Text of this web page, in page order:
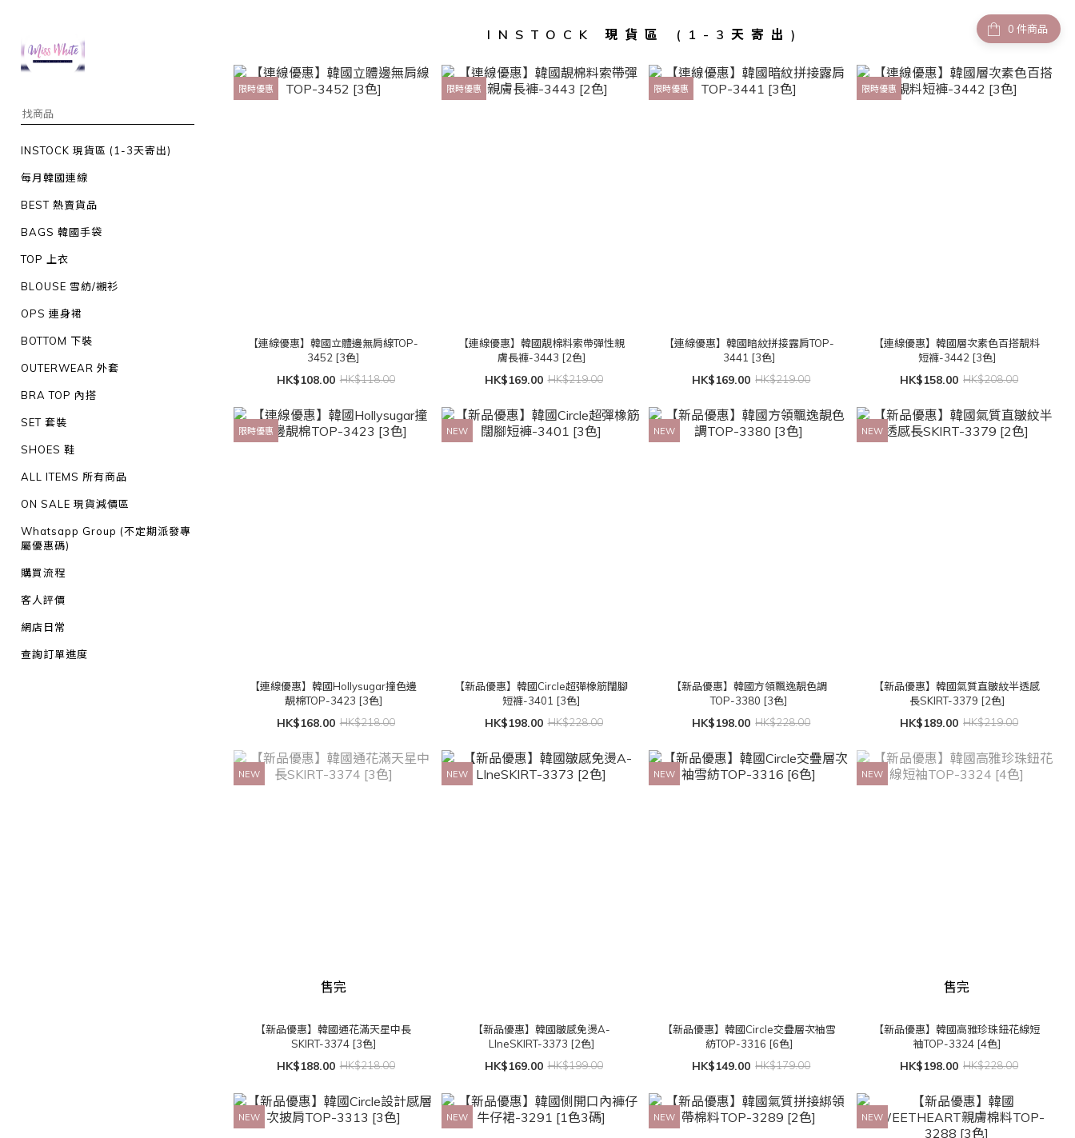
INSTOCK 現貨區 (1-3天寄出)
每月韓國連線
BEST 熱賣貨品
BAGS 韓國手袋
TOP 上衣
BLOUSE 雪紡/襯衫
OPS 連身裙
BOTTOM 下裝
OUTERWEAR 外套
BRA TOP 內搭
SET 套裝
SHOES 鞋
ALL ITEMS 所有商品
ON SALE 現貨減價區
Whatsapp Group (不定期派發專
屬優惠碼)
購買流程
客人評價
網店日常
查詢訂單進度
件商品
INSTOCK 現貨區 (1-3天寄出)
限時優惠
【連線優惠】韓國立體邊無肩線TOP-
3452 [3色]
HK$108.00 HK$118.00
限時優惠
【連線優惠】韓國靚棉料索帶彈性親
膚長褲-3443 [2色]
HK$169.00 HK$219.00
限時優惠
【連線優惠】韓國暗紋拼接露肩TOP-
3441 [3色]
HK$169.00 HK$219.00
限時優惠
【連線優惠】韓國層次素色百搭靚料
短褲-3442 [3色]
HK$158.00 HK$208.00
限時優惠
【連線優惠】韓國Hollysugar撞色邊
靚棉TOP-3423 [3色]
HK$168.00 HK$218.00
NEW
【新品優惠】韓國Circle超彈橡筋闊腳
短褲-3401 [3色]
HK$198.00 HK$228.00
NEW
【新品優惠】韓國方領飄逸靚色調
TOP-3380 [3色]
HK$198.00 HK$228.00
NEW
【新品優惠】韓國氣質直皺紋半透感
長SKIRT-3379 [2色]
HK$189.00 HK$219.00
NEW
售完
【新品優惠】韓國通花滿天星中長
SKIRT-3374 [3色]
HK$188.00 HK$218.00
NEW
【新品優惠】韓國皺感免燙A-
LIneSKIRT-3373 [2色]
HK$169.00 HK$199.00
NEW
【新品優惠】韓國Circle交疊層次袖雪
紡TOP-3316 [6色]
HK$149.00 HK$179.00
NEW
售完
【新品優惠】韓國高雅珍珠鈕花線短
袖TOP-3324 [4色]
HK$198.00 HK$228.00
NEW NEW NEW NEW